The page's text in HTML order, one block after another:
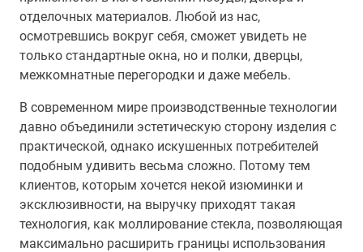
отделочных материалов. Любой из нас,
осмотревшись вокруг себя, сможет увидеть не
только стандартные окна, но и полки, дверцы,
межкомнатные перегородки и даже мебель.
В современном мире производственные технологии
давно объединили эстетическую сторону изделия с
практической, однако искушенных потребителей
подобным удивить весьма сложно. Потому тем
клиентов, которым хочется некой изюминки и
эксклюзивности, на выручку приходят такая
технология, как моллирование стекла, позволяющая
максимально расширить границы использования